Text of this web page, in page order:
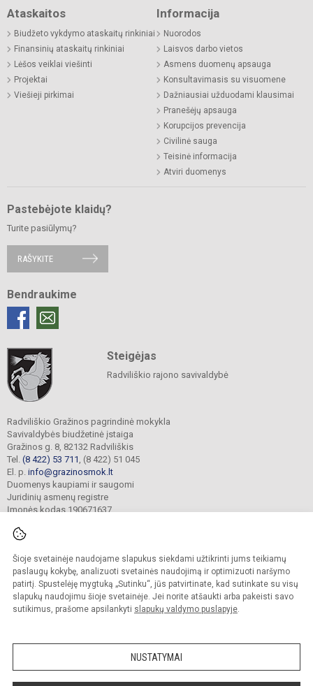
Šioje svetainėje naudojame slapukus siekdami užtikrinti jums teikiamų
paslaugų kokybę, analizuoti svetainės naudojimą ir optimizuoti naršymo
patirtį. Spustelėję mygtuką „Sutinku“, jūs patvirtinate, kad sutinkate su visų
slapukų naudojimu šioje svetainėje. Jei norite atšaukti arba pakeisti savo
sutikimus, prašome apsilankyti slapukų valdymo puslapyje.
NUSTATYMAI
Ataskaitos
Biudžeto vykdymo ataskaitų rinkiniai
Finansinių ataskaitų rinkiniai
Lėšos veiklai viešinti
Projektai
Viešieji pirkimai
Informacija
Nuorodos
Laisvos darbo vietos
Asmens duomenų apsauga
Konsultavimasis su visuomene
Dažniausiai užduodami klausimai
Pranešėjų apsauga
Korupcijos prevencija
Civilinė sauga
Teisinė informacija
Atviri duomenys
Pastebėjote klaidų?
Turite pasiūlymų?
RAŠYKITE
Bendraukime
Steigėjas
Radviliškio rajono savivaldybė
Radviliškio Gražinos pagrindinė mokykla
Savivaldybės biudžetinė įstaiga
Gražinos g. 8, 82132 Radviliškis
Tel. (8 422) 53 711 , (8 422) 51 045
El. p. info@grazinosmok.lt
Duomenys kaupiami ir saugomi
Juridinių asmenų registre
Įmonės kodas 190671637
© 2022. Radviliškio Gražinos pagrindinė mokykla. Visos teisės saugomos.
Kopijuoti turinį be raštiško įstaigos administracijos sutikimo griežtai draudžiama.
Prieinamumo paraiška Slapukų valdymas
Sumanus būdas atnaujinti